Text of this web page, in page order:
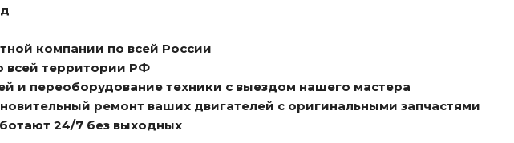
компании по всей России
всей территории РФ
и переоборудование техники с выездом нашего мастера
ремонт ваших двигателей с оригинальными запчастями
24/7 без выходных